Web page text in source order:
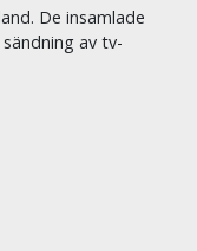
De insamlade
av tv-